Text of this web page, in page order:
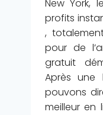
New York,
profits
,
pour de
gratuit
Après une
pouvons
meilleur en